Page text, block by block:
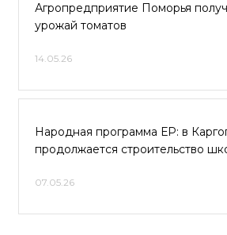
Агропредприятие Поморья
урожай томатов
14.05.26
Народная программа ЕР: в
продолжается строительство
07.05.26